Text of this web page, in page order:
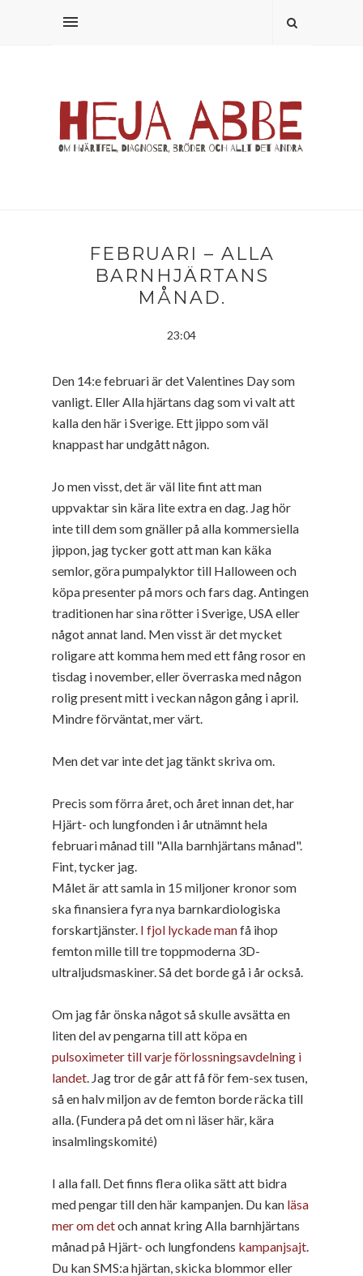
FEBRUARI – ALLA
BARNHJÄRTANS
MÅNAD.
23:04
Den 14:e februari är det Valentines Day som
vanligt. Eller Alla hjärtans dag som vi valt att
kalla den här i Sverige. Ett jippo som väl
knappast har undgått någon.
Jo men visst, det är väl lite fint att man
uppvaktar sin kära lite extra en dag. Jag hör
inte till dem som gnäller på alla kommersiella
jippon, jag tycker gott att man kan käka
semlor, göra pumpalyktor till Halloween och
köpa presenter på mors och fars dag. Antingen
traditionen har sina rötter i Sverige, USA eller
något annat land. Men visst är det mycket
roligare att komma hem med ett fång rosor en
tisdag i november, eller överraska med någon
rolig present mitt i veckan någon gång i april.
Mindre förväntat, mer värt.
Men det var inte det jag tänkt skriva om.
Precis som förra året, och året innan det, har
Hjärt- och lungfonden i år utnämnt hela
februari månad till "Alla barnhjärtans månad".
Fint, tycker jag.
Målet är att samla in 15 miljoner kronor som
ska finansiera fyra nya barnkardiologiska
forskartjänster. I fjol lyckade manfå ihop
femton mille till tre toppmoderna 3D-
ultraljudsmaskiner. Så det borde gå i år också.
Om jag får önska något så skulle avsätta en
liten del av pengarna till att köpa en
pulsoximeter till varje förlossningsavdelning i
landet . Jag tror de går att få för fem-sex tusen,
så en halv miljon av de femton borde räcka till
alla. (Fundera på det om ni läser här, kära
insalmlingskomité)
I alla fall. Det finns flera olika sätt att bidra
med pengar till den här kampanjen. Du kan läsa
mer om detoch annat kring Alla barnhjärtans
månad på Hjärt- och lungfondens kampanjsajt
Du kan SMS:a hjärtan, skicka blommor eller